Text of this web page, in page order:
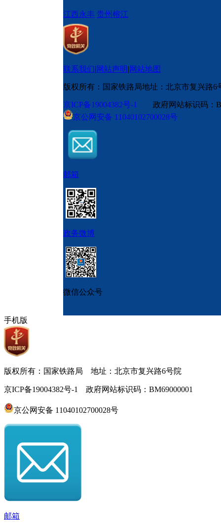
江西永丰 贵州榕江
联系我们|网站声明|网站地图
版权所有：国家铁路局地址：北京市复兴路6
京ICP备19004382号-1
政府网站标识码
京公网安备 11040102700028号
邮箱
政务微博
微信公众号
手机版
版权所有：国家铁路局 地址：北京市复兴路6号院
京ICP备19004382号-1 政府网站标识码：BM69000001
京公网安备 11040102700028号
邮箱